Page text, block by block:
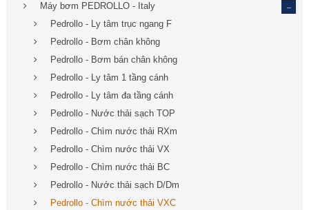
Máy bơm PEDROLLO - Italy
Pedrollo - Ly tâm trục ngang F
Pedrollo - Bơm chân không
Pedrollo - Bơm bán chân không
Pedrollo - Ly tâm 1 tầng cánh
Pedrollo - Ly tâm đa tầng cánh
Pedrollo - Nước thải sạch TOP
Pedrollo - Chìm nước thải RXm
Pedrollo - Chìm nước thải VX
Pedrollo - Chìm nước thải BC
Pedrollo - Nước thải sạch D/Dm
Pedrollo - Chìm nước thải VXC